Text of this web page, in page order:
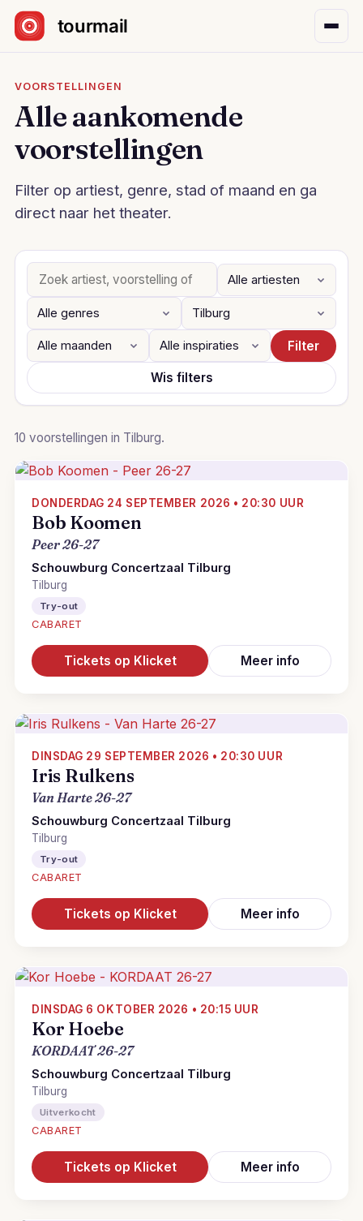
Sla navigatie over
VOORSTELLINGEN
Alle aankomende
voorstellingen
Filter op artiest, genre, stad of maand en ga
direct naar het theater.
Filter
Wis filters
10 voorstellingen in Tilburg.
DONDERDAG 24 SEPTEMBER 2026 • 20:30 UUR
Bob Koomen
Peer 26-27
Schouwburg Concertzaal Tilburg
Tilburg
Try-out
CABARET
Tickets op Klicket Meer info
DINSDAG 29 SEPTEMBER 2026 • 20:30 UUR
Iris Rulkens
Van Harte 26-27
Schouwburg Concertzaal Tilburg
Tilburg
Try-out
CABARET
Tickets op Klicket Meer info
DINSDAG 6 OKTOBER 2026 • 20:15 UUR
Kor Hoebe
KORDAAT 26-27
Schouwburg Concertzaal Tilburg
Tilburg
Uitverkocht
CABARET
Tickets op Klicket Meer info